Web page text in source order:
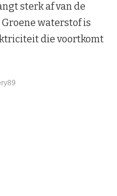
sterk af van de
waterstof is
die voortkomt